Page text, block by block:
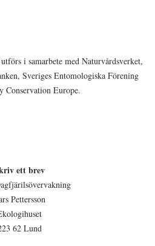
i samarbete med Naturvårdsverket,
Sveriges Entomologiska Förening
Conservation Europe.
ett brev
Pettersson
62 Lund